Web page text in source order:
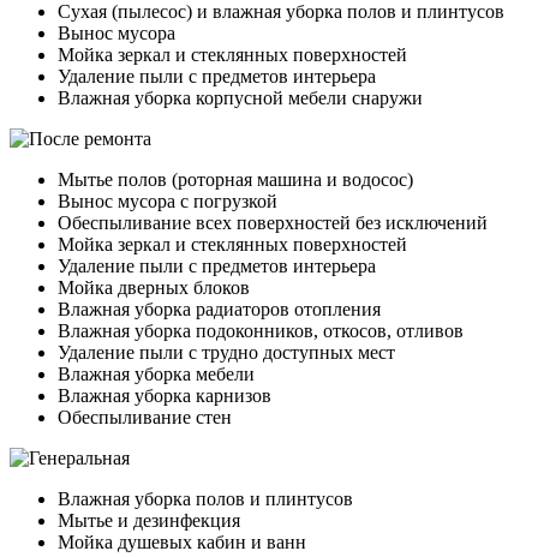
Сухая (пылесос) и влажная уборка полов и плинтусов
Вынос мусора
Мойка зеркал и стеклянных поверхностей
Удаление пыли с предметов интерьера
Влажная уборка корпусной мебели снаружи
Мытье полов (роторная машина и водосос)
Вынос мусора с погрузкой
Обеспыливание всех поверхностей без исключений
Мойка зеркал и стеклянных поверхностей
Удаление пыли с предметов интерьера
Мойка дверных блоков
Влажная уборка радиаторов отопления
Влажная уборка подоконников, откосов, отливов
Удаление пыли с трудно доступных мест
Влажная уборка мебели
Влажная уборка карнизов
Обеспыливание стен
Влажная уборка полов и плинтусов
Мытье и дезинфекция
Мойка душевых кабин и ванн